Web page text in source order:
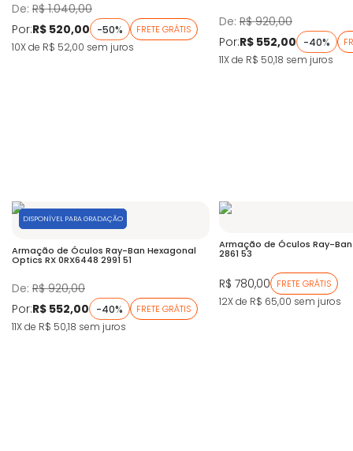
De: R$ 1.040,00
Por:R$ 520,00 -50% FRETE GRÁTIS
10X de R$ 52,00 sem juros
De: R$ 920,00
Por:R$ 552,00 -40%
11X de R$ 50,18 sem juros
Armação de Óculos Ray-Ban Hexagonal
Optics RX 0RX6448 2991 51
De: R$ 920,00
Por:R$ 552,00 -40% FRETE GRÁTIS
DISPONÍVEL PARA GRADAÇÃO
11X de R$ 50,18 sem juros
Armação de Óculos Ray-Ban
2861 53
R$ 780,00 FRETE GRÁTIS
12X de R$ 65,00 sem juros